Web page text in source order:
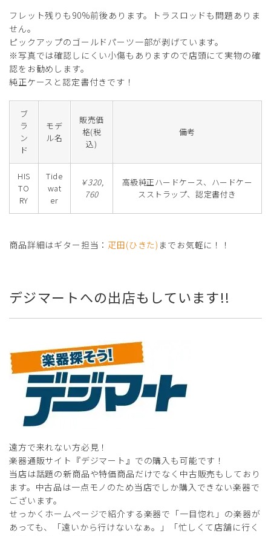
フレット残りも90%前後あります。トラスロッドも問題ありま
せん。
ピックアップのゴールドパーツ一部が剥げています。
※写真では確認しにくい小傷もありますので店頭にて実物の確
認をお勧めします。
純正ケースと認定書付きです！
ブ
ラ
ン
ド
モデ
ル名
販売価
格(税
込)
備考
HIS
TO
RY
Tide
wat
er
￥320,
760
高級純正ハードケース、ハードケー
スストラップ、認定書付き
商品詳細はギター担当： 疋田(ひきた) までお気軽に！！
デジマートへの出店もしています!!
遠方で来れない方必見！
楽器通販サイト『デジマート』での購入も可能です！
当店は話題の新商品や特価商品だけでなく中古販売もしており
ます。中古品は一点モノのため当店でしか購入できない楽器で
ございます。
せっかくホームページで紹介する楽器で「一目惚れ」の楽器が
あっても、「遠いから行けないなぁ。」「忙しくて店舗に行く